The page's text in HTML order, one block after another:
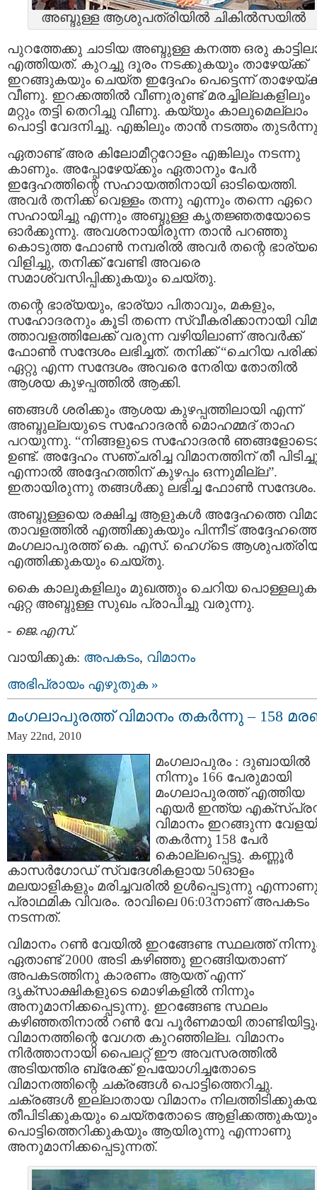
അബ്ദുള്ള ആശുപത്രിയില്‍ ചികില്‍സയില്‍
പുറത്തേക്കു ചാടിയ അബ്ദുള്ള കനത്ത ഒരു
എത്തിയത്. കുറച്ചു ദൂരം നടക്കുകയും താഴേയ്ക്ക്
ഇറങ്ങുകയും ചെയ്ത ഇദ്ദേഹം പെട്ടെന്ന്
വീണു. ഇറക്കത്തില്‍ വീണുരുണ്ട് മരച്ചില്ലകളിലും
മറ്റും തട്ടി തെറിച്ചു വീണു. കയ്യും കാലുമെല്ലാം
പൊട്ടി വേദനിച്ചു. എങ്കിലും താന്‍ നടത്തം
ഏതാണ്ട് അര കിലോമീറ്ററോളം എങ്കിലും നടന്നു
കാണും. അപ്പോഴേയ്ക്കും ഏതാനും പേര്‍
ഇദ്ദേഹത്തിന്റെ സഹായത്തിനായി ഓടിയെത്തി.
അവര്‍ തനിക്ക്‌ വെള്ളം തന്നു എന്നും തന്നെ ഏറെ
സഹായിച്ചു എന്നും അബ്ദുള്ള കൃതജ്ഞതയോടെ
ഓര്‍ക്കുന്നു. അവശനായിരുന്ന താന്‍ പറഞ്ഞു
കൊടുത്ത ഫോണ്‍ നമ്പരില്‍ അവര്‍ തന്റെ
വിളിച്ചു, തനിക്ക് വേണ്ടി അവരെ
സമാശ്വസിപ്പിക്കുകയും ചെയ്തു.
തന്റെ ഭാര്യയും, ഭാര്യാ പിതാവും, മകളും,
സഹോദരനും കൂടി തന്നെ സ്വീകരിക്കാനായി
ത്താവളത്തിലേക്ക് വരുന്ന വഴിയിലാണ് അവര്‍ക്ക്‌
ഫോണ്‍ സന്ദേശം ലഭിച്ചത്. തനിക്ക്‌ “ചെറിയ
ഏറ്റു എന്ന സന്ദേശം അവരെ നേരിയ തോതില്‍
ആശയ കുഴപ്പത്തില്‍ ആക്കി.
ഞങ്ങള്‍ ശരിക്കും ആശയ കുഴപ്പത്തിലായി എന്ന്
അബ്ദുല്ലയുടെ സഹോദരന്‍ മൊഹമ്മദ്‌ താഹ
പറയുന്നു. “നിങ്ങളുടെ സഹോദരന്‍
ഉണ്ട്. അദ്ദേഹം സഞ്ചരിച്ച വിമാനത്തിന് തീ
എന്നാല്‍ അദ്ദേഹത്തിന് കുഴപ്പം ഒന്നുമില്ല”.
ഇതായിരുന്നു തങ്ങള്‍ക്കു ലഭിച്ച ഫോണ്‍ സന്ദേശം.
അബ്ദുള്ളയെ രക്ഷിച്ച ആളുകള്‍ അദ്ദേഹത്തെ
താവളത്തില്‍ എത്തിക്കുകയും പിന്നീട്
മംഗലാപുരത്ത് കെ. എസ്. ഹെഗ്ടെ
എത്തിക്കുകയും ചെയ്തു.
കൈ കാലുകളിലും മുഖത്തും ചെറിയ
ഏറ്റ അബ്ദുള്ള സുഖം പ്രാപിച്ചു വരുന്നു.
- ജെ.എസ്.
വായിക്കുക: അപകടം, വിമാനം
അഭിപ്രായം എഴുതുക »
മംഗലാപുരത്ത് വിമാനം തകര്‍ന്നു – 158
May 22nd, 2010
മംഗലാപുരം : ദുബായില്‍
നിന്നും 166 പേരുമായി
മംഗലാപുരത്ത്‌ എത്തിയ
എയര്‍ ഇന്ത്യ
വിമാനം ഇറങ്ങുന്ന
തകര്‍ന്നു 158 പേര്‍
കൊല്ലപ്പെട്ടു. കണ്ണൂര്‍
കാസര്‍ഗോഡ്‌ സ്വദേശികളായ 50ഓളം
മലയാളികളും മരിച്ചവരില്‍ ഉള്‍പ്പെടുന്നു
പ്രാഥമിക വിവരം. രാവിലെ 06:03നാണ് അപകടം
നടന്നത്.
വിമാനം റണ്‍ വേയില്‍ ഇറങ്ങേണ്ട സ്ഥലത്ത്
ഏതാണ്ട് 2000 അടി കഴിഞ്ഞു ഇറങ്ങിയതാണ്
അപകടത്തിനു കാരണം ആയത് എന്ന്
ദൃക്‌സാക്ഷികളുടെ മൊഴികളില്‍ നിന്നും
അനുമാനിക്കപ്പെടുന്നു. ഇറങ്ങേണ്ട സ്ഥലം
കഴിഞ്ഞതിനാല്‍ റണ്‍ വേ പൂര്‍ണമായി
വിമാനത്തിന്റെ വേഗത കുറഞ്ഞില്ല. വിമാനം
നിര്‍ത്താനായി പൈലറ്റ്‌ ഈ അവസരത്തില്‍
അടിയന്തിര ബ്രേക്ക് ഉപയോഗിച്ചതോടെ
വിമാനത്തിന്റെ ചക്രങ്ങള്‍ പൊട്ടിത്തെറിച്ചു.
ചക്രങ്ങള്‍ ഇല്ലാതായ വിമാനം
തീപിടിക്കുകയും ചെയ്തതോടെ ആളിക്കത്തുകയും
പൊട്ടിത്തെറിക്കുകയും ആയിരുന്നു എന്നാണു
അനുമാനിക്കപ്പെടുന്നത്.